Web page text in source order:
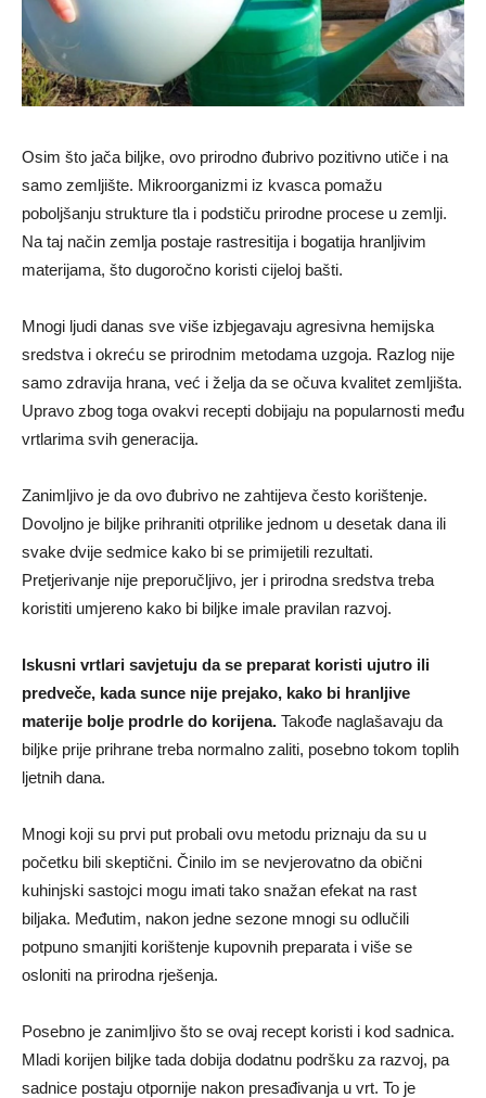
Osim što jača biljke, ovo prirodno đubrivo pozitivno utiče i na
samo zemljište. Mikroorganizmi iz kvasca pomažu
poboljšanju strukture tla i podstiču prirodne procese u zemlji.
Na taj način zemlja postaje rastresitija i bogatija hranljivim
materijama, što dugoročno koristi cijeloj bašti.
Mnogi ljudi danas sve više izbjegavaju agresivna hemijska
sredstva i okreću se prirodnim metodama uzgoja. Razlog nije
samo zdravija hrana, već i želja da se očuva kvalitet zemljišta.
Upravo zbog toga ovakvi recepti dobijaju na popularnosti među
vrtlarima svih generacija.
Zanimljivo je da ovo đubrivo ne zahtijeva često korištenje.
Dovoljno je biljke prihraniti otprilike jednom u desetak dana ili
svake dvije sedmice kako bi se primijetili rezultati.
Pretjerivanje nije preporučljivo, jer i prirodna sredstva treba
koristiti umjereno kako bi biljke imale pravilan razvoj.
Iskusni vrtlari savjetuju da se preparat koristi ujutro ili
predveče, kada sunce nije prejako, kako bi hranljive
materije bolje prodrle do korijena. Takođe naglašavaju da
biljke prije prihrane treba normalno zaliti, posebno tokom toplih
ljetnih dana.
Mnogi koji su prvi put probali ovu metodu priznaju da su u
početku bili skeptični. Činilo im se nevjerovatno da obični
kuhinjski sastojci mogu imati tako snažan efekat na rast
biljaka. Međutim, nakon jedne sezone mnogi su odlučili
potpuno smanjiti korištenje kupovnih preparata i više se
osloniti na prirodna rješenja.
Posebno je zanimljivo što se ovaj recept koristi i kod sadnica.
Mladi korijen biljke tada dobija dodatnu podršku za razvoj, pa
sadnice postaju otpornije nakon presađivanja u vrt. To je